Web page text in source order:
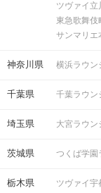
ツヴァイ立
東急歌舞
サンマリエ
神奈川県 横浜ラウン
千葉県 千葉ラウン
埼玉県 大宮ラウン
茨城県 つくば学園
栃木県 ツヴァイ宇